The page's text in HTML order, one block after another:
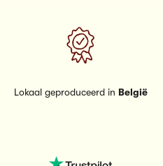
Lokaal geproduceerd in België